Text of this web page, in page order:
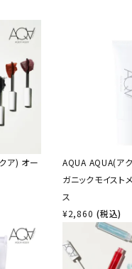
ア) オー
AQUA AQUA(ア
ガニックモイスト
ス
¥2,860 (税込)